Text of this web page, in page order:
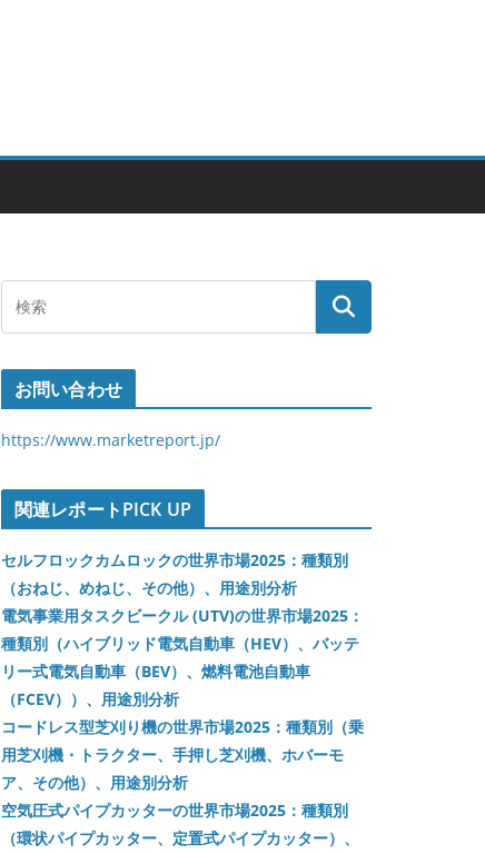
お問い合わせ
https://www.marketreport.jp/
関連レポートPICK UP
セルフロックカムロックの世界市場2025：種類別
（おねじ、めねじ、その他）、用途別分析
電気事業用タスクビークル (UTV)の世界市場2025：
種類別（ハイブリッド電気自動車（HEV）、バッテ
リー式電気自動車（BEV）、燃料電池自動車
（FCEV））、用途別分析
コードレス型芝刈り機の世界市場2025：種類別（乗
用芝刈機・トラクター、手押し芝刈機、ホバーモ
ア、その他）、用途別分析
空気圧式パイプカッターの世界市場2025：種類別
（環状パイプカッター、定置式パイプカッター）、